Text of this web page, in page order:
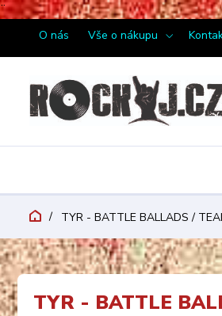
¨
O nás Vše o nákupu
TYR - BATTLE BALLADS /
TYR - BATTLE